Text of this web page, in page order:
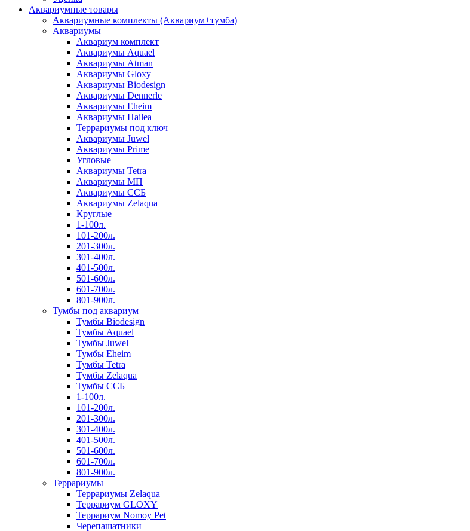
Аквариумные товары
Аквариумные комплекты (Аквариум+тумба)
Аквариумы
Аквариум комплект
Аквариумы Aquael
Аквариумы Atman
Аквариумы Gloxy
Аквариумы Biodesign
Аквариумы Dennerle
Аквариумы Eheim
Аквариумы Hailea
Террариумы под ключ
Аквариумы Juwel
Аквариумы Prime
Угловые
Аквариумы Tetra
Аквариумы МП
Аквариумы ССБ
Аквариумы Zelaqua
Круглые
1-100л.
101-200л.
201-300л.
301-400л.
401-500л.
501-600л.
601-700л.
801-900л.
Тумбы под аквариум
Тумбы Biodesign
Тумбы Aquael
Тумбы Juwel
Тумбы Eheim
Тумбы Tetra
Тумбы Zelaqua
Тумбы ССБ
1-100л.
101-200л.
201-300л.
301-400л.
401-500л.
501-600л.
601-700л.
801-900л.
Террариумы
Террариумы Zelaqua
Террариум GLOXY
Террариум Nomoy Pet
Черепашатники